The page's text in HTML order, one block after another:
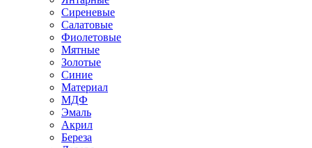
Сиреневые
Салатовые
Фиолетовые
Мятные
Золотые
Синие
Материал
МДФ
Эмаль
Акрил
Береза